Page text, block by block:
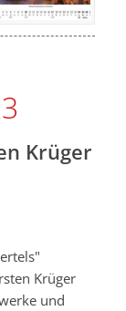
Krüger
Krüger
und